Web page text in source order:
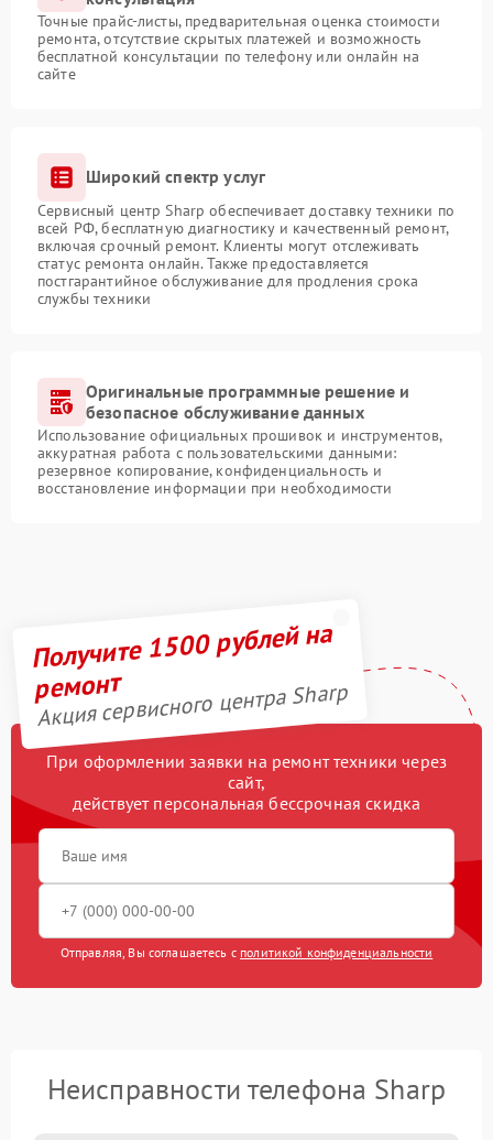
Точные прайс-листы, предварительная оценка стоимости
ремонта, отсутствие скрытых платежей и возможность
бесплатной консультации по телефону или онлайн на
сайте
Широкий спектр услуг
Сервисный центр Sharp обеспечивает доставку техники по
всей РФ, бесплатную диагностику и качественный ремонт,
включая срочный ремонт. Клиенты могут отслеживать
статус ремонта онлайн. Также предоставляется
постгарантийное обслуживание для продления срока
службы техники
Оригинальные программные решение и
безопасное обслуживание данных
Использование официальных прошивок и инструментов,
аккуратная работа с пользовательскими данными:
резервное копирование, конфиденциальность и
восстановление информации при необходимости
Получите 1500 рублей на
ремонт
Акция сервисного центра Sharp
При оформлении заявки на ремонт техники через
сайт,
действует персональная бессрочная скидка
Отправляя, Вы соглашаетесь с политикой конфиденциальности
Неисправности телефона Sharp